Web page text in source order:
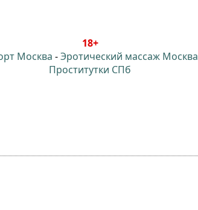
18+
Москва -Эротический массаж Москва
Проститутки СПб